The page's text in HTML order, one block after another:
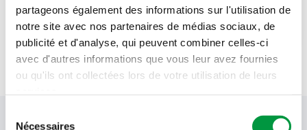
partageons également des informations sur l'utilisation de
notre site avec nos partenaires de médias sociaux, de
publicité et d'analyse, qui peuvent combiner celles-ci
avec d'autres informations que vous leur avez fournies
ou qu'ils ont collectées lors de votre utilisation de leurs
Nécessaires
noix de muscade râpée